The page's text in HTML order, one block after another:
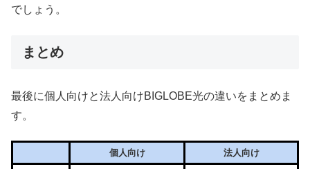
でしょう。
まとめ
最後に個人向けと法人向けBIGLOBE光の違いをまとめま
す。
個人向け 法人向け